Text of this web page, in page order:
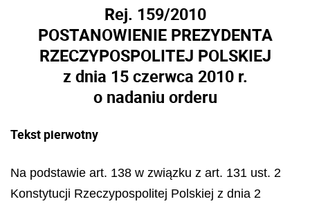
Rej. 159/2010
POSTANOWIENIE PREZYDENTA
RZECZYPOSPOLITEJ POLSKIEJ
z dnia 15 czerwca 2010 r.
o nadaniu orderu
Tekst pierwotny
Na podstawie art. 138 w związku z art. 131 ust. 2
Konstytucji Rzeczypospolitej Polskiej z dnia 2